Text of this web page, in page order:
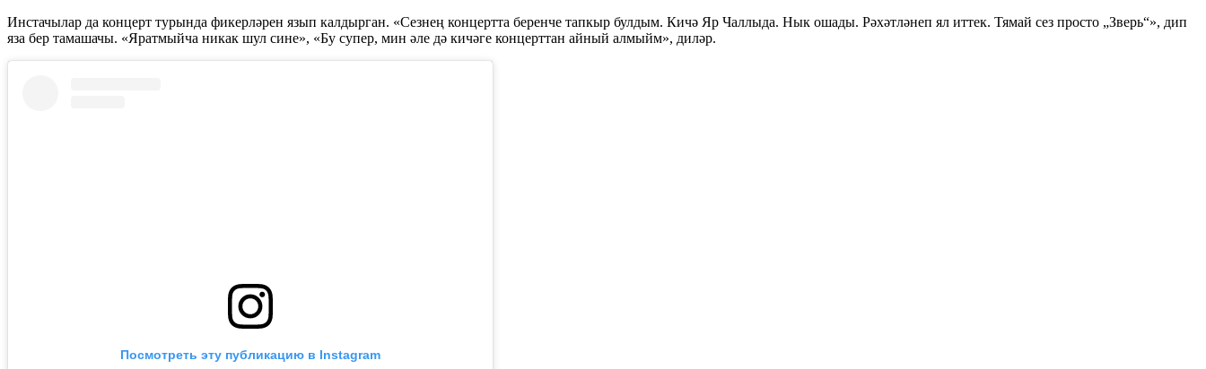
Инстачылар да концерт турында фикерләрен язып калдырган. «Сезнең концертта беренче тапкыр булдым. Кичә Яр Чаллыда. Нык ошады. Рәхәтләнеп ял иттек. Тямай сез просто „Зверь“», дип
яза бер тамашачы. «Яратмыйча никак шул сине», «Бу супер, мин әле дә кичәге концерттан айный алмыйм», диләр.
Посмотреть эту публикацию в Instagram